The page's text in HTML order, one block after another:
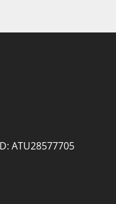
ATU28577705